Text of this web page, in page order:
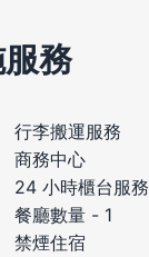
務
行李搬運服務
商務中心
24 小時櫃台服務
餐廳數量 - 1
禁煙住宿